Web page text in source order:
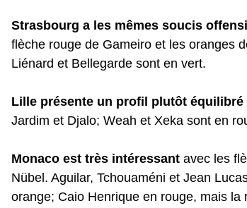
Strasbourg a les mêmes soucis
flèche rouge de Gameiro et les oranges
Liénard et Bellegarde sont en vert.
Lille présente un profil plutôt équilibré
Jardim et Djalo; Weah et Xeka sont en
Monaco est très intéressant avec les
Nübel. Aguilar, Tchouaméni et Jean
orange; Caio Henrique en rouge, mais